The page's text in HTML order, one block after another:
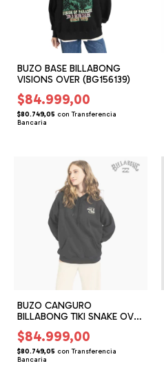
BUZO BASE BILLABONG
VISIONS OVER (BG156139)
$84.999,00
$80.749,05 con Transferencia
Bancaria
BUZO CANGURO
BILLABONG TIKI SNAKE OVER
(BG156225)
$84.999,00
$80.749,05 con Transferencia
Bancaria